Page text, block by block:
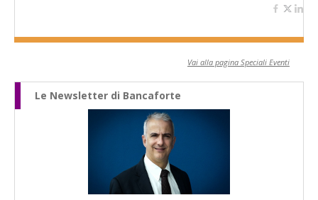
Vai alla pagina Speciali Eventi
Le Newsletter di Bancaforte